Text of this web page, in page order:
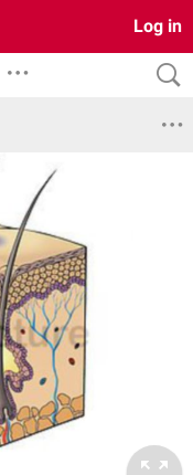
Log in